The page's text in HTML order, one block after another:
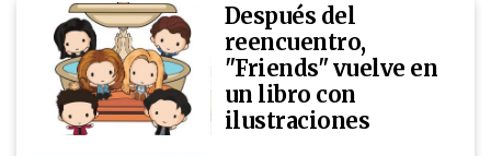
Después del
reencuentro,
"Friends" vuelve en
un libro con
ilustraciones